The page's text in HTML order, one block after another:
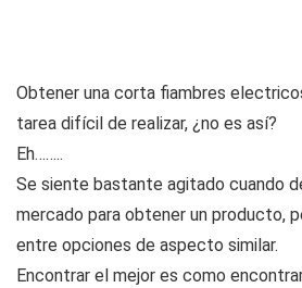
Obtener una corta fiambres
tarea difícil de realizar, ¿no es así?
Eh……..
Se siente bastante agitado cuando
mercado para obtener un producto,
entre opciones de aspecto similar.
Encontrar el mejor es como